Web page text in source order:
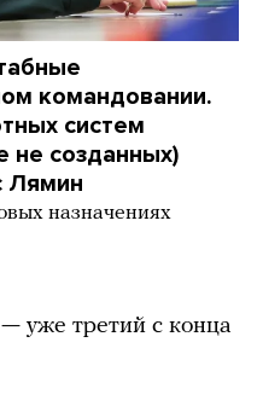
командовании.
систем
не созданных)
Лямин
назначениях
уже третий с конца